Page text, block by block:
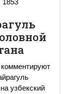
1853
узбекский